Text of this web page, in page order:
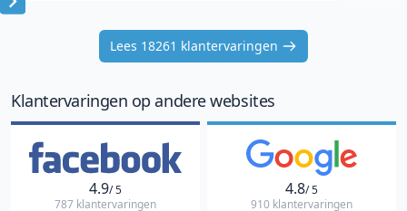
Item
Lees 18261 klantervaringen
Klantervaringen op andere websites
4.9/ 5
787 klantervaringen
4.8/ 5
910 klantervaringen